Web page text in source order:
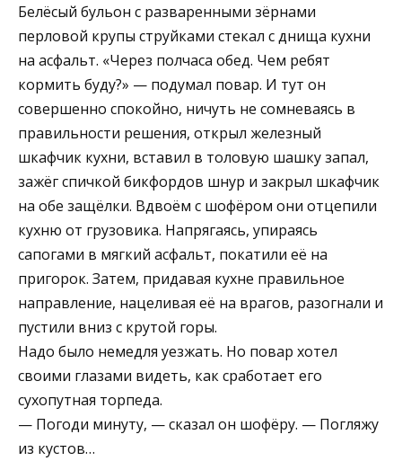
Белёсый бульон с разваренными зёрнами
перловой крупы струйками стекал с днища кухни
на асфальт. «Через полчаса обед. Чем ребят
кормить буду?» — подумал повар. И тут он
совершенно спокойно, ничуть не сомневаясь в
правильности решения, открыл железный
шкафчик кухни, вставил в толовую шашку запал,
зажёг спичкой бикфордов шнур и закрыл шкафчик
на обе защёлки. Вдвоём с шофёром они отцепили
кухню от грузовика. Напрягаясь, упираясь
сапогами в мягкий асфальт, покатили её на
пригорок. Затем, придавая кухне правильное
направление, нацеливая её на врагов, разогнали и
пустили вниз с крутой горы.
Надо было немедля уезжать. Но повар хотел
своими глазами видеть, как сработает его
сухопутная торпеда.
— Погоди минуту, — сказал он шофёру. — Погляжу
из кустов…